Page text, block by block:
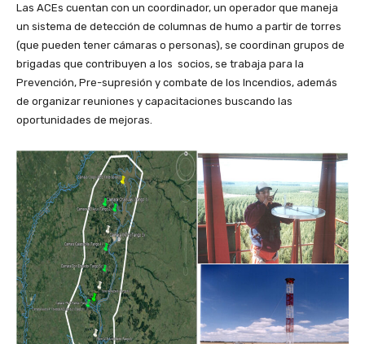
Las ACEs cuentan con un coordinador, un operador que maneja
un sistema de detección de columnas de humo a partir de torres
(que pueden tener cámaras o personas), se coordinan grupos de
brigadas que contribuyen a los socios, se trabaja para la
Prevención, Pre-supresión y combate de los Incendios, además
de organizar reuniones y capacitaciones buscando las
oportunidades de mejoras.